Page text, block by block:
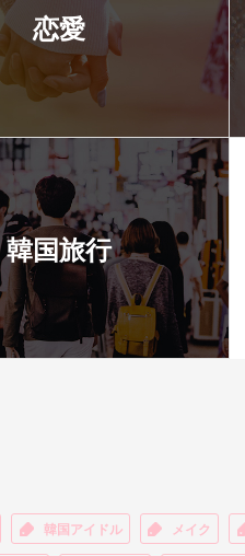
恋愛
韓国旅行
韓国アイドル メイク